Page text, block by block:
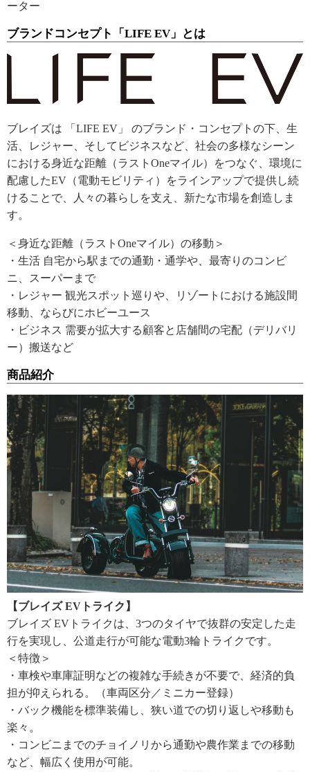
ーター
ブランドコンセプト「LIFE EV」とは
ブレイズは 「LIFE EV」 のブランド・コンセプトの下、生
活、レジャー、そしてビジネスなど、社会の多様なシーン
における身近な距離（ラストOneマイル）をつなぐ、環境に
配慮したEV（電動モビリティ）をラインアップで提供し続
けることで、人々の暮らしを支え、新たな市場を創造しま
す。
＜身近な距離（ラストOneマイル）の移動＞
・生活 自宅から駅までの通勤・通学や、最寄りのコンビ
ニ、スーパーまで
・レジャー 観光スポット巡りや、リゾートにおける施設間
移動、ならびにホビーユース
・ビジネス 需要が拡大する顧客と店舗間の宅配（デリバリ
ー）搬送など
商品紹介
【ブレイズ EVトライク】
ブレイズ EVトライクは、3つのタイヤで抜群の安定した走
行を実現し、公道走行が可能な電動3輪トライクです。
＜特徴＞
・車検や車庫証明などの複雑な手続きが不要で、経済的負
担が抑えられる。（車両区分／ミニカー登録）
・バック機能を標準装備し、狭い道での切り返しや移動も
楽々。
・コンビニまでのチョイノリから通勤や農作業までの移動
など、幅広く使用が可能。